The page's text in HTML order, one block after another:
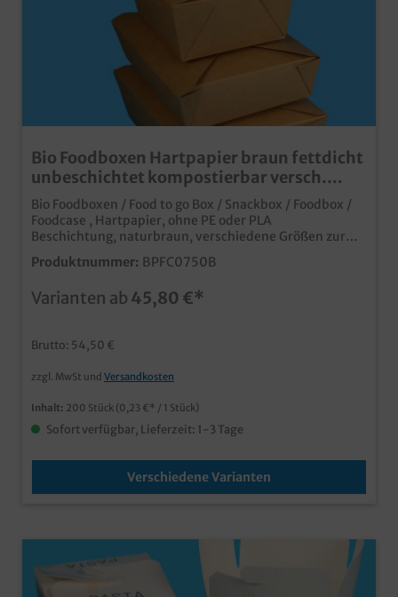
Bio Foodboxen Hartpapier braun fettdicht
unbeschichtet kompostierbar versch.
Größen
Bio Foodboxen / Food to go Box / Snackbox / Foodbox /
Foodcase , Hartpapier, ohne PE oder PLA
Beschichtung, naturbraun, verschiedene Größen zur
Auswahl: 750ml 113x90x64mm 600St. / 1300ml
149x116x64mm 300St. / 1500ml 197x140x48mm
Snackbox / Lunchbox aus Bio Hartpapier mit stylischem
feuchtigkeitsresistent und natürlich lebensmittelecht
naturbraun für den rustikalen Bio Look die moderne
Lieferserviceeuropäische Produktion für kurze Wege
und optimierte CO² Bilanz gern unterbreiten wir Ihnen
Sie uns einfach eine Druckanfrage
Produktnummer: BPFC0750B
Varianten ab 45,80 €*
Brutto: 54,50 €
zzgl. MwSt und Versandkosten
Inhalt: 200 Stück (0,23 €* / 1 Stück)
Sofort verfügbar, Lieferzeit: 1-3 Tage
Verschiedene Varianten